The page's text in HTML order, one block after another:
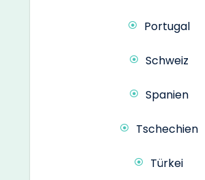
Portugal
Schweiz
Spanien
Tschechien
Türkei